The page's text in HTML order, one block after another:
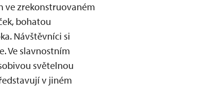
ve zrekonstruovaném
bohatou
Návštěvníci si
Ve slavnostním
světelnou
v jiném